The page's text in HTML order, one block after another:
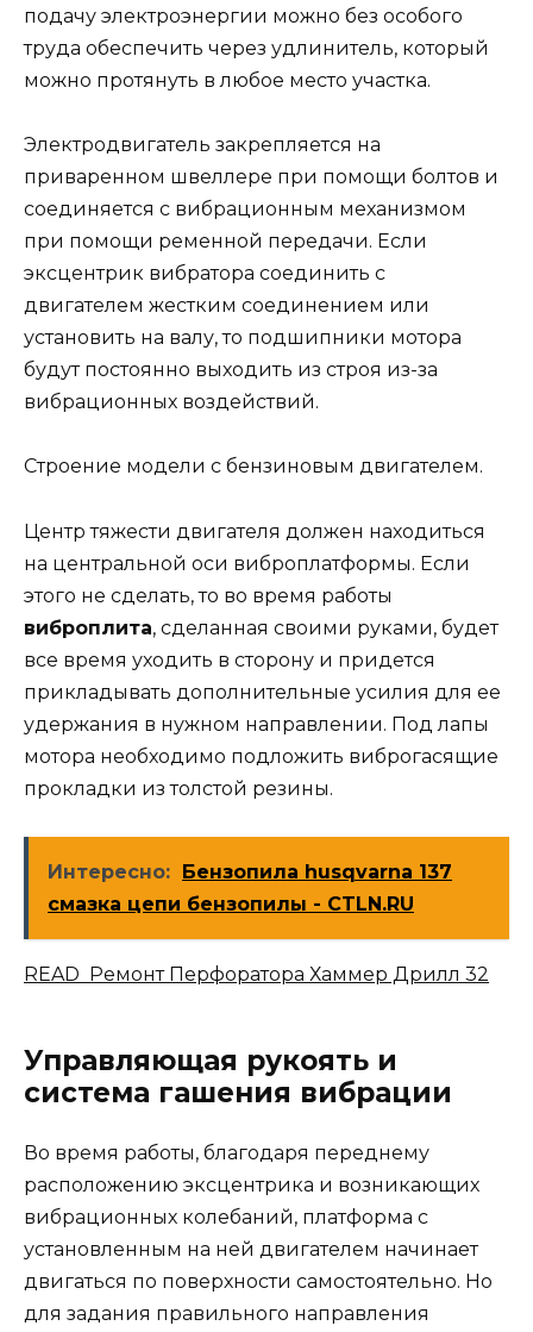
подачу электроэнергии можно без особого
труда обеспечить через удлинитель, который
можно протянуть в любое место участка.
Электродвигатель закрепляется на
приваренном швеллере при помощи болтов и
соединяется с вибрационным механизмом
при помощи ременной передачи. Если
эксцентрик вибратора соединить с
двигателем жестким соединением или
установить на валу, то подшипники мотора
будут постоянно выходить из строя из-за
вибрационных воздействий.
Строение модели с бензиновым двигателем.
Центр тяжести двигателя должен находиться
на центральной оси виброплатформы. Если
этого не сделать, то во время работы
виброплита, сделанная своими руками, будет
все время уходить в сторону и придется
прикладывать дополнительные усилия для ее
удержания в нужном направлении. Под лапы
мотора необходимо подложить виброгасящие
прокладки из толстой резины.
Интересно: Бензопила husqvarna 137
смазка цепи бензопилы - CTLN.RU
READ Ремонт Перфоратора Хаммер Дрилл 32
Управляющая рукоять и
система гашения вибрации
Во время работы, благодаря переднему
расположению эксцентрика и возникающих
вибрационных колебаний, платформа с
установленным на ней двигателем начинает
двигаться по поверхности самостоятельно. Но
для задания правильного направления